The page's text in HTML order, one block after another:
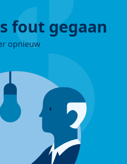
fout gegaan
opnieuw